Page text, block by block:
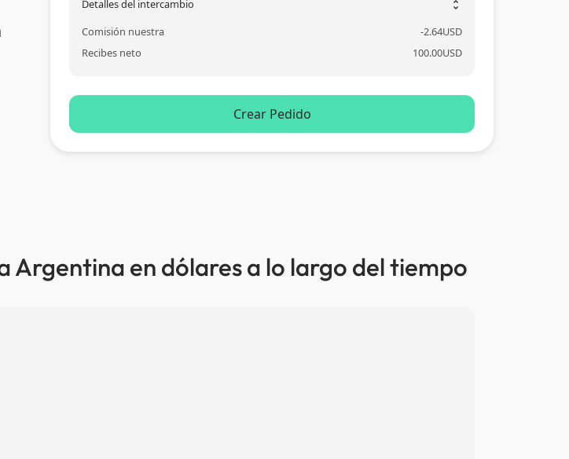
Detalles del intercambio unfold_more
Comisión nuestra -2.64USD
Recibes neto
100.00USD
Crear Pedido
Argentina en dólares a lo largo del tiempo